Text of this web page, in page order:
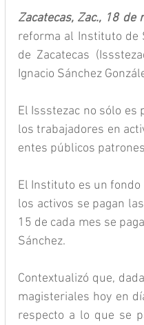
Zacatecas, Zac., 18 de
reforma al Instituto de
de Zacatecas
Ignacio Sánchez
El Issstezac no sólo es
los trabajadores en
entes públicos
El Instituto es un
los activos se pagan
15 de cada mes se
Sánchez.
Contextualizó que,
magisteriales hoy en
respecto a lo que se